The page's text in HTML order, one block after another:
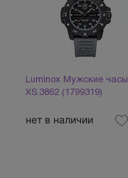
Luminox Мужские часы
XS.3862 (1799319)
нет в наличии